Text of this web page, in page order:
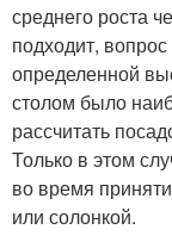
среднего роста
подходит,
определенной
столом было
рассчитать
Только в этом
во время
или солонкой.